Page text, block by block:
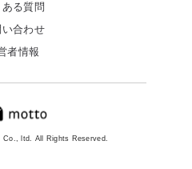
Co., ltd. All Rights Reserved.
ある質問
い合わせ
者情報